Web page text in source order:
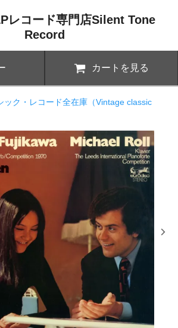
レコード専門店Silent Tone
Record
カートを見る
ック・レコード全在庫（Vintage classic